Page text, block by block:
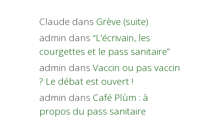
Claude dans Grève (suite)
admin dans “L’écrivain, les
courgettes et le pass sanitaire”
admin dans Vaccin ou pas vaccin
? Le débat est ouvert !
admin dans Café Plùm : à
propos du pass sanitaire